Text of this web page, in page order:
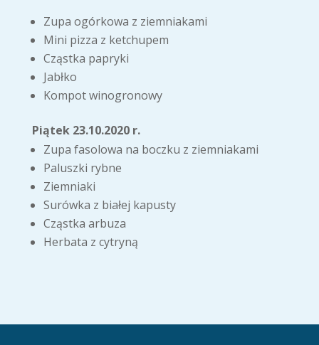
Zupa ogórkowa z ziemniakami
Mini pizza z ketchupem
Cząstka papryki
Jabłko
Kompot winogronowy
Piątek 23.10.2020 r.
Zupa fasolowa na boczku z ziemniakami
Paluszki rybne
Ziemniaki
Surówka z białej kapusty
Cząstka arbuza
Herbata z cytryną